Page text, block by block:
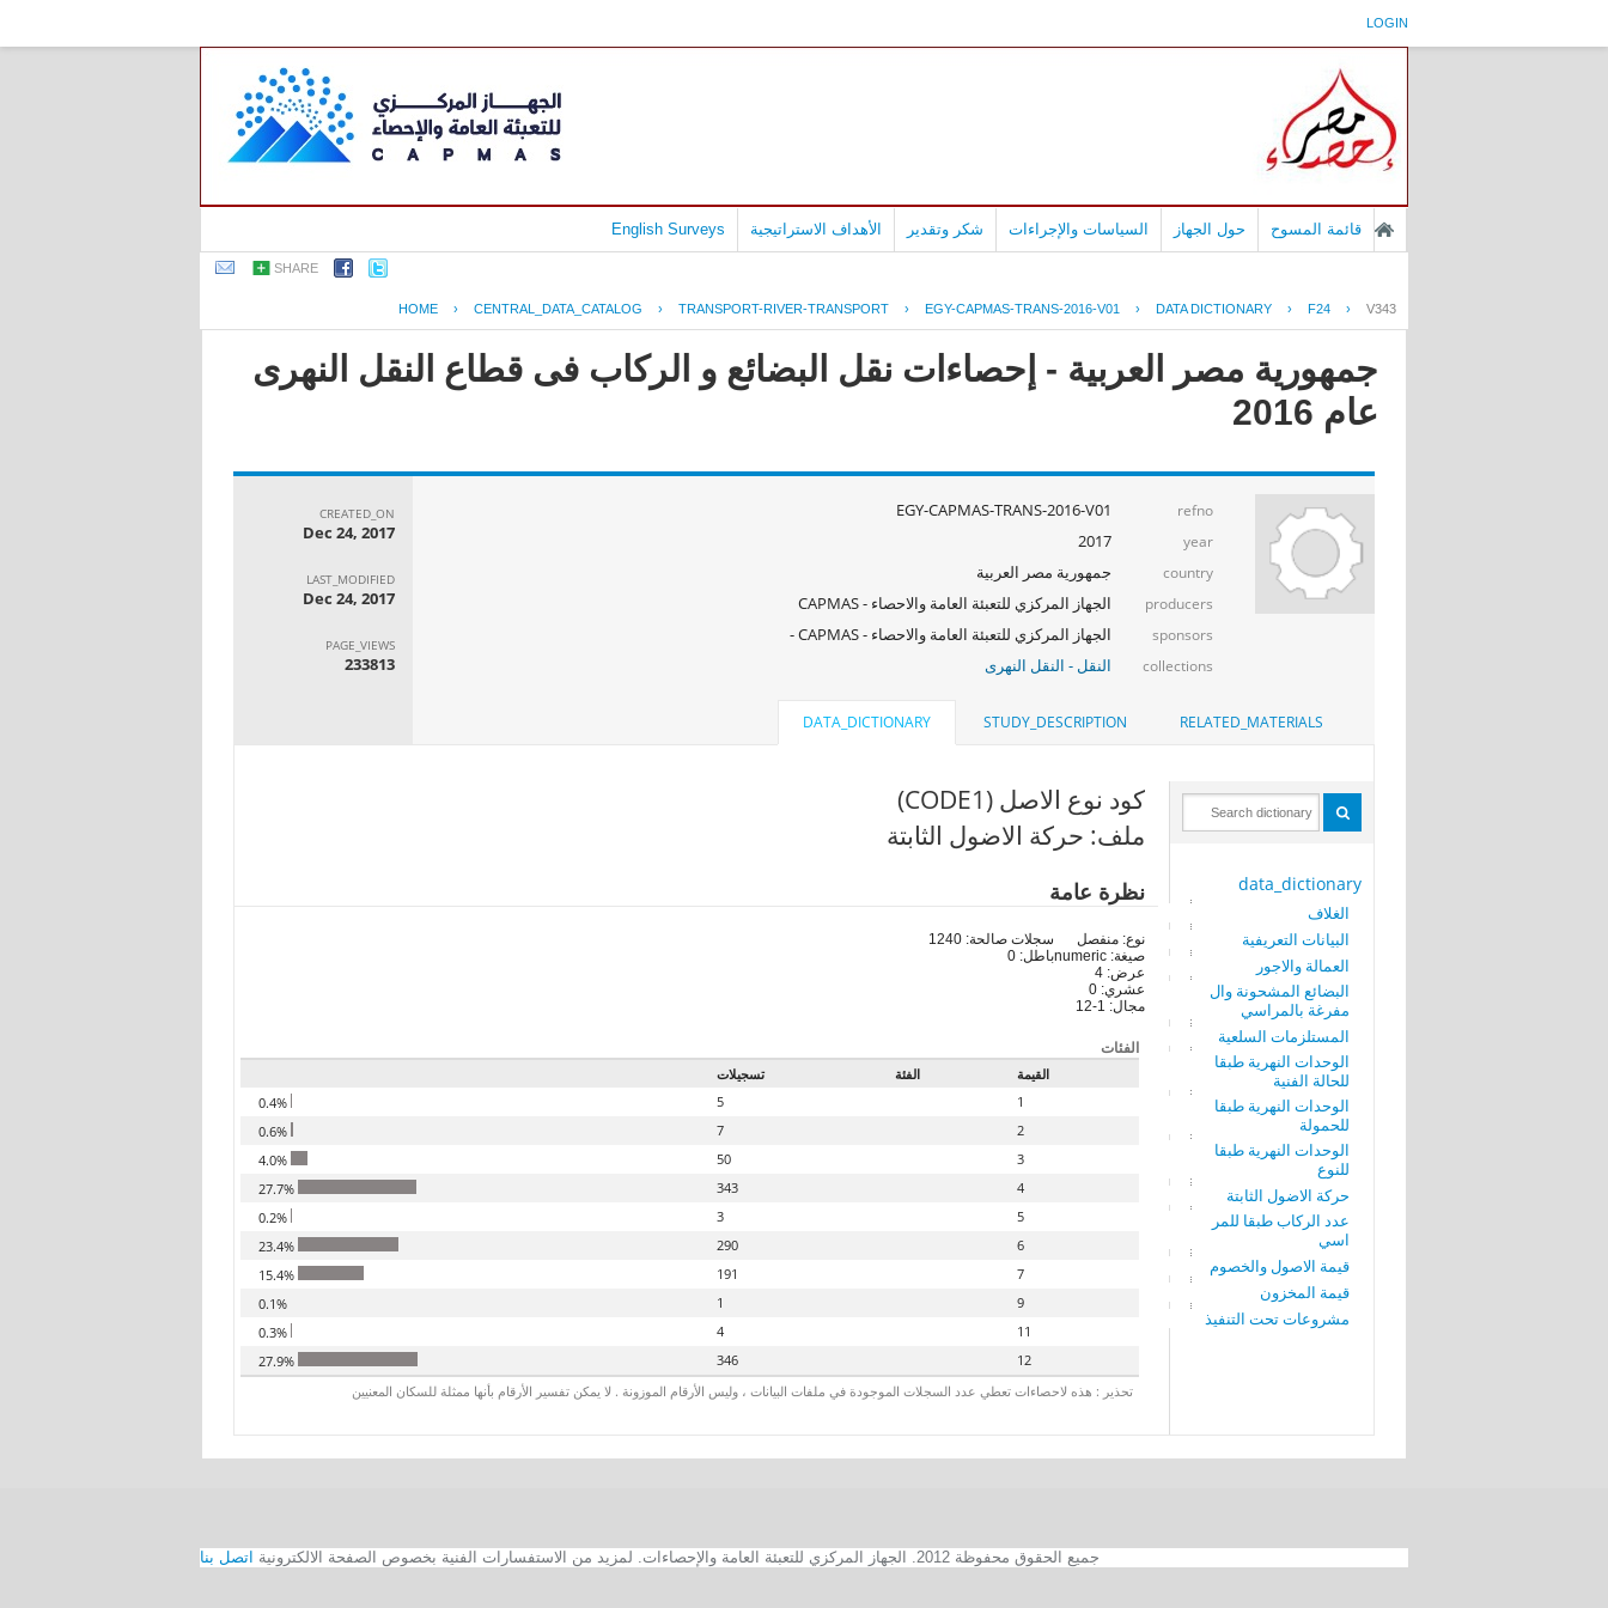
LOGIN
قائمة المسوح حول الجهاز السياسات والإجراءات شكر وتقدير الأهداف الاستراتيجية English Surveys
SHARE
HOME › CENTRAL_DATA_CATALOG › TRANSPORT-RIVER-TRANSPORT › EGY-CAPMAS-TRANS-2016-V01 › DATA DICTIONARY › F24 › V343
جمهورية مصر العربية - إحصاءات نقل البضائع و الركاب فى قطاع النقل النهرى
عام 2016
refno
EGY-CAPMAS-TRANS-2016-V01
year
2017
country جمهورية مصر العربية
producers الجهاز المركزي للتعبئة العامة والاحصاء - CAPMAS
sponsors الجهاز المركزي للتعبئة العامة والاحصاء - CAPMAS -
collections النقل - النقل النهرى
CREATED_ON
Dec 24, 2017
LAST_MODIFIED
Dec 24, 2017
PAGE_VIEWS
233813
RELATED_MATERIALS
STUDY_DESCRIPTION
DATA_DICTIONARY
data_dictionary
الغلاف
البيانات التعريفية
العمالة والاجور
البضائع المشحونة وال
مفرغة بالمراسي
المستلزمات السلعية
الوحدات النهرية طبقا
للحالة الفنية
الوحدات النهرية طبقا
للحمولة
الوحدات النهرية طبقا
للنوع
حركة الاضول الثابتة
عدد الركاب طبقا للمر
اسي
قيمة الاصول والخصوم
قيمة المخزون
مشروعات تحت التنفيذ
كود نوع الاصل (CODE1)
ملف: حركة الاضول الثابتة
نظرة عامة
نوع: منفصل
صيغة: numeric
عرض: 4
عشري: 0
مجال: 1-12
سجلات صالحة: 1240
باطل: 0
الفئات
القيمة الفئة
تسجيلات
1
5
2
7
3
50
4
343
5
3
6
290
7
191
9
1
11
4
12
346
تحذير : هذه لاحصاءات تعطي عدد السجلات الموجودة في ملفات البيانات ، وليس الأرقام الموزونة . لا يمكن تفسير الأرقام بأنها ممثلة للسكان المعنيين
جميع الحقوق محفوظة 2012. الجهاز المركزي للتعبئة العامة والإحصاءات. لمزيد من الاستفسارات الفنية بخصوص الصفحة الالكترونية اتصل بنا